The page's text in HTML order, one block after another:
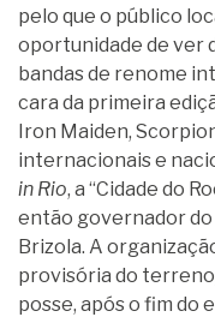
pelo que o público
oportunidade de ver
bandas de renome
cara da primeira
Iron Maiden,
internacionais e
in Rio, a “Cidade do
então governador do
Brizola. A
provisória do
posse, após o fim do